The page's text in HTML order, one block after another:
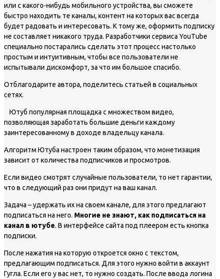
или с какого-нибудь мобильного устройства, вы сможете
быстро находить те каналы, контент на которых вас всегда
будет радовать и интересовать. К тому же, оформить подписку
не составляет никакого труда. Разработчики сервиса YouTube
специально постарались сделать этот процесс настолько
простым и интуитивным, чтобы все пользователи не
испытывали дискомфорт, за что им большое спасибо.
Отблагодарите автора, поделитесь статьей в социальных
сетях.
Ютуб популярная площадка с множеством видео,
позволяющая заработать большие деньги каждому
заинтересованному в доходе владельцу канала.
Алгоритм Ютуба настроен таким образом, что монетизация
зависит от количества подписчиков и просмотров.
Если видео смотрят случайные пользователи, то нет гарантии,
что в следующий раз они придут на ваш канал.
Задача – удержать их на своем канале, для этого предлагают
подписаться на него. Многие не знают, как подписаться на
канал в ютубе. В интерфейсе сайта под плеером есть кнопка
подписки.
После нажатия на которую откроется окно с текстом,
предлагающим подписаться. Для этого нужно войти в аккаунт
Гугла. Если его у вас нет, то нужно создать. После ввода логина